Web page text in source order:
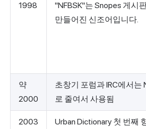
1998
"NFBSK"는 Snopes 게시
만들어진 신조어입니다.
약
2000
초창기 포럼과 IRC에서는
로 줄여서 사용됨
2003 Urban Dictionary 첫 번째